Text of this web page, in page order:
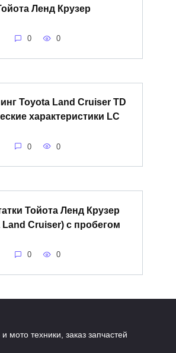
Ленд Крузер
0 0
Toyota Land Cruiser TD
характеристики LC
0 0
Тойота Ленд Крузер
Land Cruiser) с пробегом
0 0
мото техники, заказ запчастей